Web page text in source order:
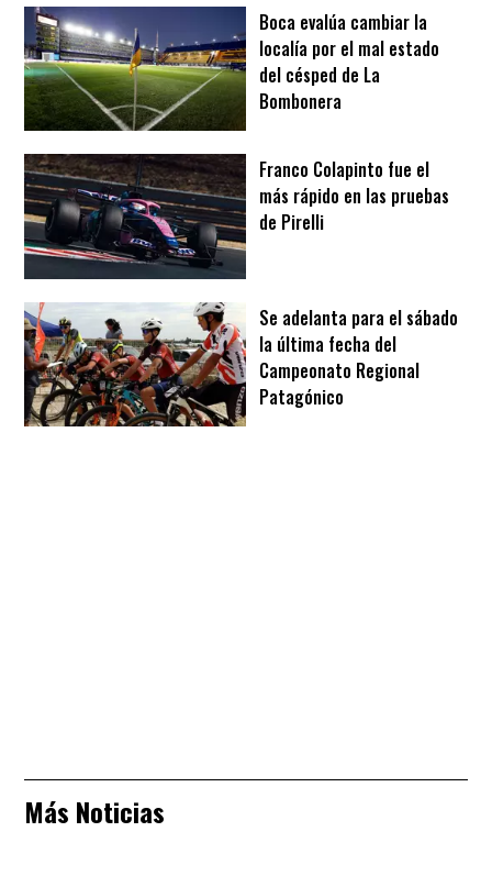
Boca evalúa cambiar la
localía por el mal estado
del césped de La
Bombonera
Franco Colapinto fue el
más rápido en las pruebas
de Pirelli
Se adelanta para el sábado
la última fecha del
Campeonato Regional
Patagónico
Más Noticias